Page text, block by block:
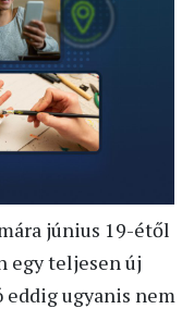
június 19-étől
egy teljesen új
ugyanis nem